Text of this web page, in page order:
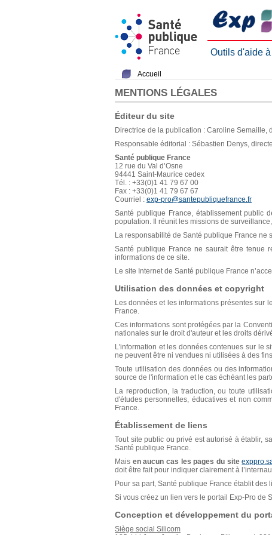
Outils d'aide
Accueil
MENTIONS LÉGALES
Éditeur du site
Directrice de la publication : Caroline
Responsable éditorial : Sébastien Denys,
Santé publique France
12 rue du Val d’Osne
94441 Saint-Maurice cedex
Tél. : +33(0)1 41 79 67 00
Fax : +33(0)1 41 79 67 67
Courriel : exp-pro@santepubliquefrance.fr
Santé publique France, établissement public
population. Il réunit les missions de
La responsabilité de Santé publique France ne
Santé publique France ne saurait être tenue
informations de ce site.
Le site Internet de Santé publique France
Utilisation des données et copyright
Les données et les informations présentes sur
France.
Ces informations sont protégées par la
nationales sur le droit d'auteur et les droits
L'information et les données contenues sur le
ne peuvent être ni vendues ni utilisées à des
Toute utilisation des données ou des
source de l'information et le cas échéant les
La reproduction, la traduction, ou toute
d'études personnelles, éducatives et non
France.
Établissement de liens
Tout site public ou privé est autorisé à établir,
Santé publique France.
Mais en aucun cas les pages du site
doit être fait pour indiquer clairement à
Pour sa part, Santé publique France établit
Si vous créez un lien vers le portail Exp-Pro de
Conception et développement du
Siège social Silicom